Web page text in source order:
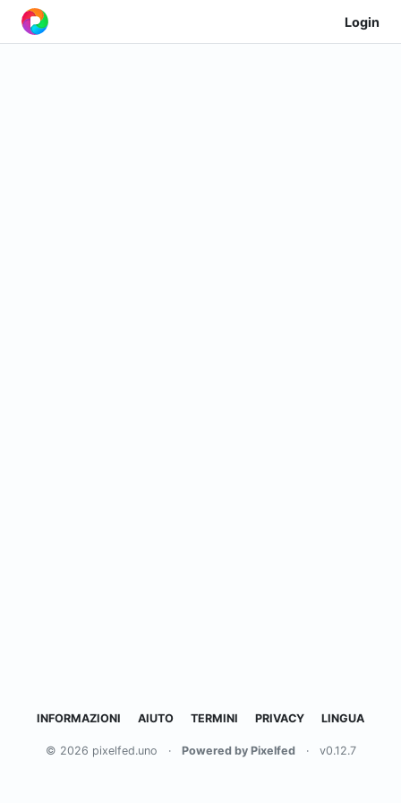
Login
INFORMAZIONI AIUTO TERMINI PRIVACY LINGUA
© 2026 pixelfed.uno · Powered by Pixelfed · v0.12.7